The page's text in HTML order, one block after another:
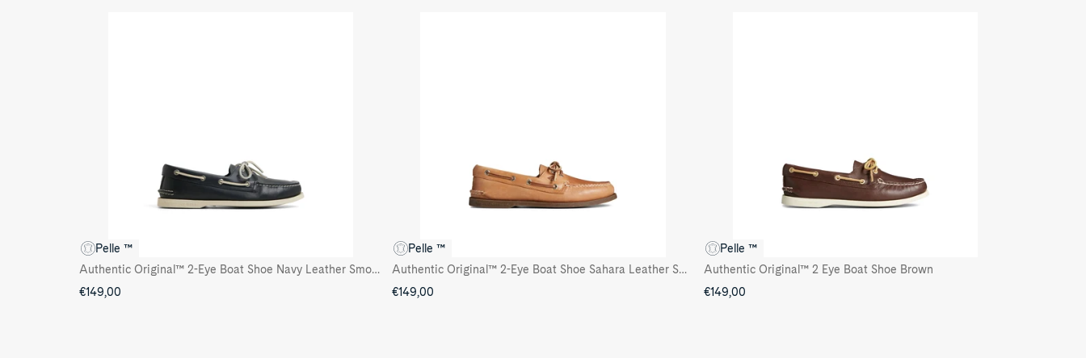
Pelle ™
Authentic Original™ 2-Eye Boat Shoe Navy Leather Smooth
€149,00
Pelle ™
Authentic Original™ 2-Eye Boat Shoe Sahara Leather Smooth
€149,00
Pelle ™
Authentic Original™ 2 Eye Boat Shoe Brown
€149,00